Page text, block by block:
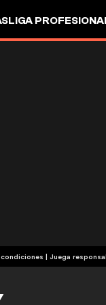
LIGA
términos y condiciones | Juega